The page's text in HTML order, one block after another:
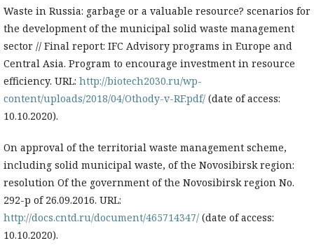
Waste in Russia: garbage or a valuable resource? scenarios for
the development of the municipal solid waste management
sector // Final report: IFC Advisory programs in Europe and
Central Asia. Program to encourage investment in resource
efficiency. URL: http://biotech2030.ru/wp-
content/uploads/2018/04/Othody-v-RF.pdf/ (date of access:
10.10.2020).
On approval of the territorial waste management scheme,
including solid municipal waste, of the Novosibirsk region:
resolution Of the government of the Novosibirsk region No.
292-p of 26.09.2016. URL:
http://docs.cntd.ru/document/465714347/ (date of access:
10.10.2020).